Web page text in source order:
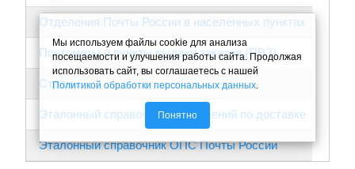
Отделения Почты России в населенных пунктах
Почтоматы и пункты выдачи заказов (ПВЗ)
Страны
Эталонный справочник ограничений по доставке
Эталонный справочник ОПС Почты России
Мы используем файлы cookie для анализа
посещаемости и улучшения работы сайта. Продолжая
использовать сайт, вы соглашаетесь с нашей
Политикой обработки персональных данных.
Понятно